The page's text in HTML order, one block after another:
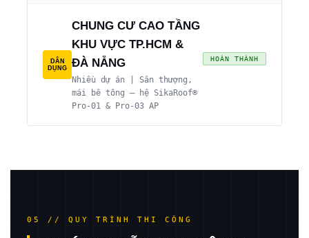
DÂN
DỤNG
CHUNG CƯ CAO TẦNG
KHU VỰC TP.HCM &
ĐÀ NẴNG
Nhiều dự án | Sân thượng,
mái bê tông — hệ SikaRoof®
Pro-01 & Pro-03 AP
HOÀN THÀNH
05 // QUY TRÌNH THI CÔNG